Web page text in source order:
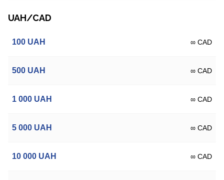
UAH/CAD
100 UAH ∞ CAD
500 UAH ∞ CAD
1 000 UAH ∞ CAD
5 000 UAH ∞ CAD
10 000 UAH ∞ CAD